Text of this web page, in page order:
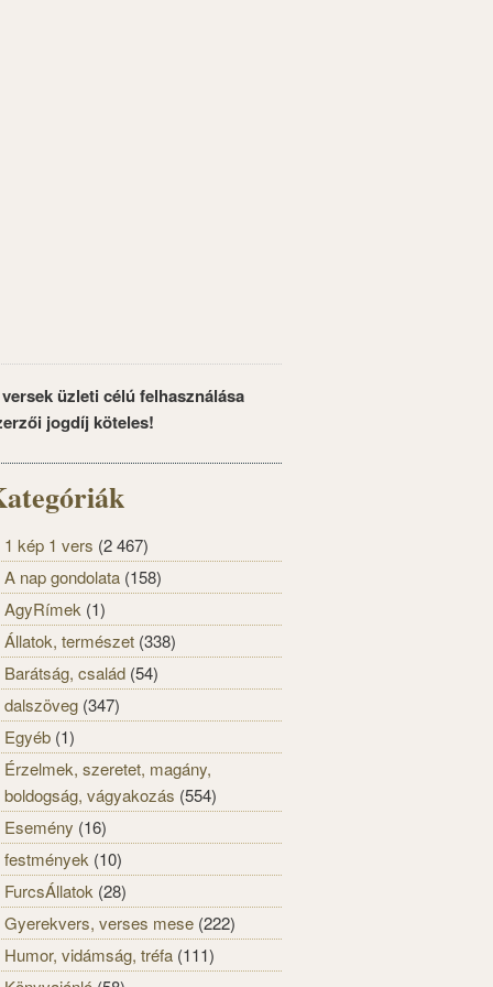
üzleti célú felhasználása
jogdíj köteles!
1 kép 1 vers (2 467)
A nap gondolata (158)
AgyRímek (1)
Állatok, természet (338)
Barátság, család (54)
dalszöveg (347)
Egyéb (1)
Érzelmek, szeretet, magány,
boldogság, vágyakozás (554)
Esemény (16)
festmények (10)
FurcsÁllatok (28)
Gyerekvers, verses mese (222)
Humor, vidámság, tréfa (111)